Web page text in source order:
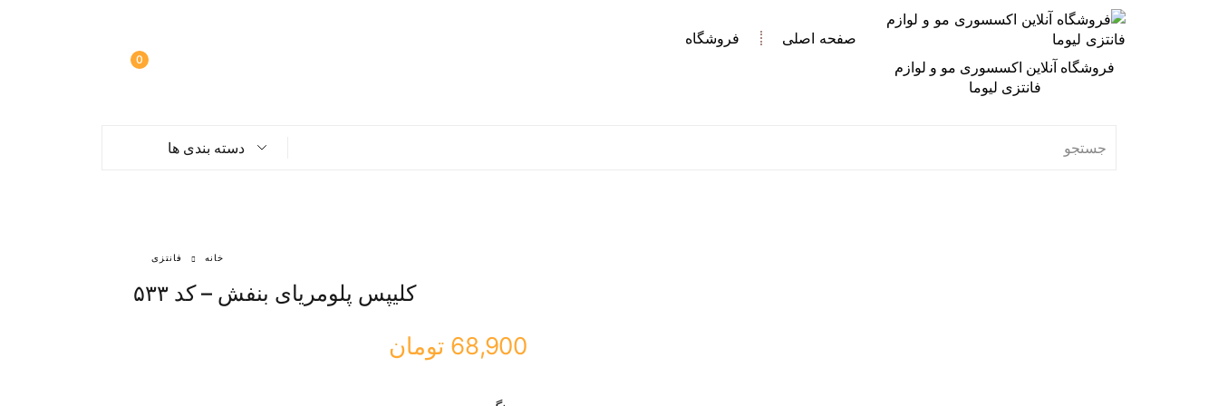
فروشگاه آنلاین اکسسوری مو و لوازم
فانتزی لیوما
صفحه اصلی فروشگاه
0
دسته بندی ها
خانه فانتزی
کلیپس پلومریای بنفش – کد ۵۳۳
68,900 تومان